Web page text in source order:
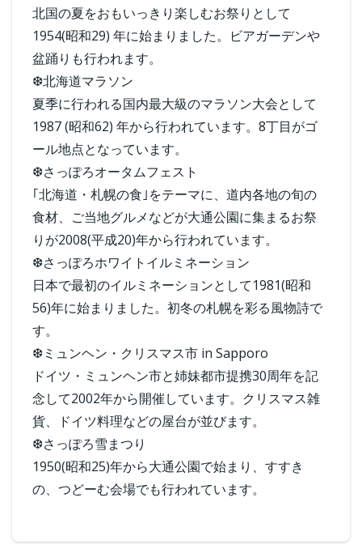
北国の夏をおもいっきり楽しむお祭りとして
1954(昭和29) 年に始まりました。ビアガーデンや
盆踊りも行われます。
❆北海道マラソン
夏季に行われる国内最大級のマラソン大会として
1987 (昭和62) 年から行われています。8丁目がゴ
ール地点となっています。
❆さっぽろオータムフェスト
｢北海道・札幌の食｣をテーマに、道内各地の旬の
食材、ご当地グルメなどが大通公園に集まるお祭
りが2008(平成20)年から行われています。
❆さっぽろホワイトイルミネーション
日本で最初のイルミネーションとして1981(昭和
56)年に始まりました。初冬の札幌を彩る風物詩で
す。
❆ミュンヘン・クリスマス市 in Sapporo
ドイツ・ミュンヘン市と姉妹都市提携30周年を記
念して2002年から開催しています。クリスマス雑
貨、ドイツ料理などの屋台が並びます。
❆さっぽろ雪まつり
1950(昭和25)年から大通公園で始まり、すすき
の、つどーむ会場でも行われています。